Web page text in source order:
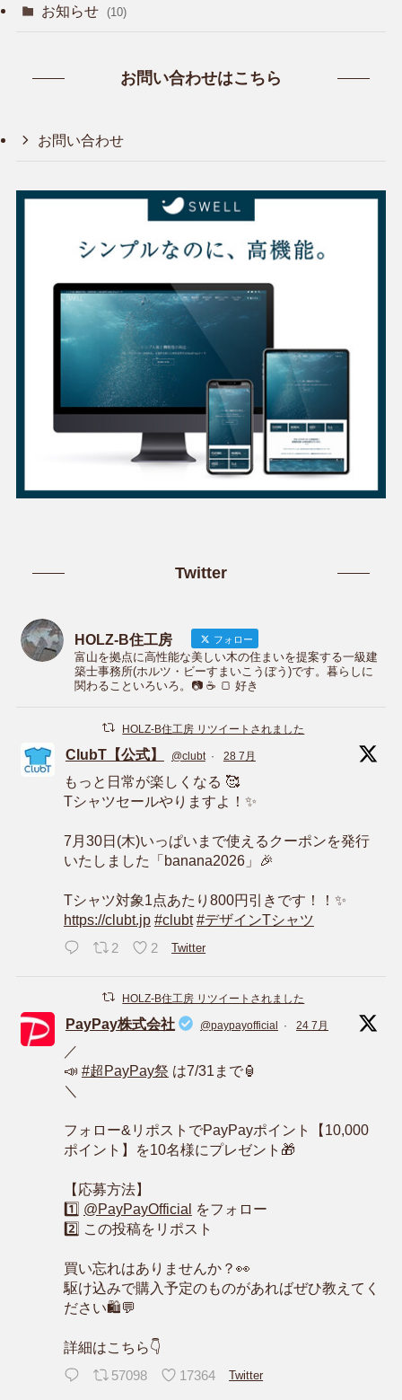
お知らせ (10)
お問い合わせはこちら
お問い合わせ
Twitter
HOLZ-B住工房 フォロー
富山を拠点に高性能な美しい木の住まいを提案する一級建
築士事務所(ホルツ・ビーすまいこうぼう)です。暮らしに
関わることいろいろ。📷 ☕️ 🍞 好き
HOLZ-B住工房 リツイートされました
ClubT【公式】 @clubt · 28 7月
もっと日常が楽しくなる 🥰
Tシャツセールやりますよ！✨
7月30日(木)いっぱいまで使えるクーポンを発行
いたしました「banana2026」🎉
Tシャツ対象1点あたり800円引きです！！✨
https://clubt.jp #clubt #デザインTシャツ
2 2 Twitter
HOLZ-B住工房 リツイートされました
PayPay株式会社 @paypayofficial · 24 7月
／
📣 #超PayPay祭 は7/31まで🏮
＼
フォロー&リポストでPayPayポイント【10,000
ポイント】を10名様にプレゼント🎁
【応募方法】
1️⃣ @PayPayOfficial をフォロー
2️⃣ この投稿をリポスト
買い忘れはありませんか？👀
駆け込みで購入予定のものがあればぜひ教えてく
ださい🛍️💬
詳細はこちら👇
57098 17364 Twitter